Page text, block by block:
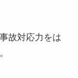
故対応力をは